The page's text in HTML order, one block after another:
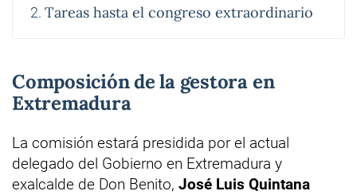
Tareas hasta el congreso extraordinario
Composición de la gestora en
Extremadura
La comisión estará presidida por el actual
delegado del Gobierno en Extremadura y
exalcalde de Don Benito, José Luis Quintana